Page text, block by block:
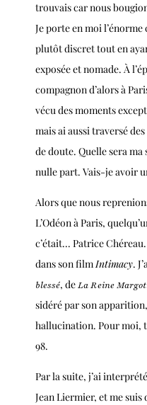
trouvais car nous
Je porte en moi
plutôt discret tout en
exposée et nomade. À
compagnon d’alors à
vécu des moments
mais ai aussi traversé
de doute. Quelle sera
nulle part. Vais-je avoir
Alors que nous
L’Odéon à Paris,
c’était... Patrice
dans son filmIntimacy.
blessé, deLa Reine Margot
sidéré par son
hallucination. Pour moi,
98.
Par la suite, j’ai interprété
Jean Liermier, et me